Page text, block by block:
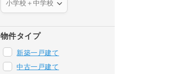
物件タイプ
新築一戸建て
中古一戸建て